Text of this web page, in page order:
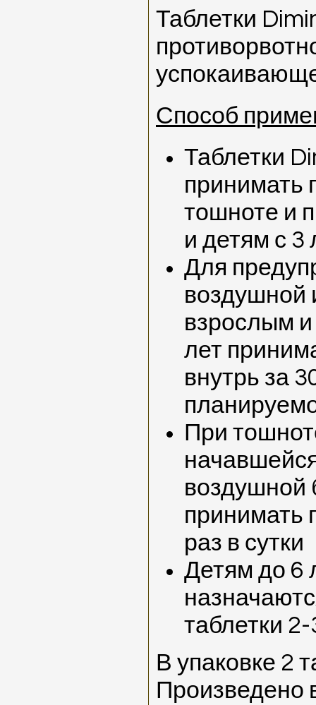
Таблетки
Способ
Таблетки
принимать
тошноте и
и детям с 3
Для
воздушной
взрослым
лет
внутрь за
При
воздушной
принимать
раз в сутки
Детям до 6
таблетки 2-
В упаковке 2
Произведено